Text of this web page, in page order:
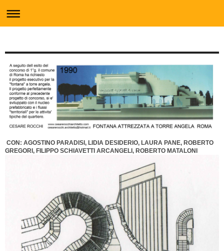
CON: AGOSTINO PARADISI, LIDIA DESIDERIO, LAURA PANE, ROBERTO
GREGORI, FILIPPO SCHIAVETTI ARCANGELI, ROBERTO MATALONI